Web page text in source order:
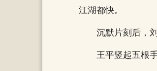
江湖都快。
沉默片刻后，
王平竖起五根